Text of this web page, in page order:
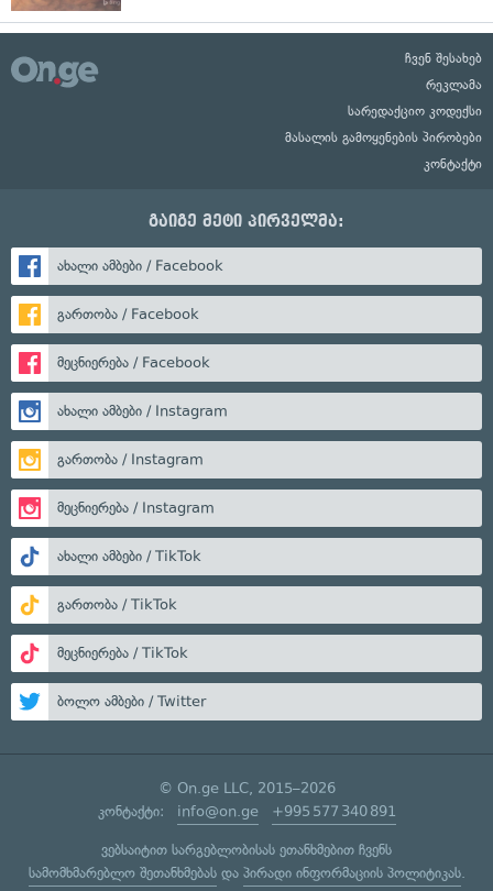
ჩვენ შესახებ
რეკლამა
სარედაქციო კოდექსი
მასალის გამოყენების პირობები
კონტაქტი
გაიგე მეტი პირველმა:
ახალი ამბები / Facebook
გართობა / Facebook
მეცნიერება / Facebook
ახალი ამბები / Instagram
გართობა / Instagram
მეცნიერება / Instagram
ახალი ამბები / TikTok
გართობა / TikTok
მეცნიერება / TikTok
ბოლო ამბები / Twitter
© On.ge LLC, 2015–2026
კონტაქტი: info@on.ge +995 577 340 891
ვებსაიტით სარგებლობისას ეთანხმებით ჩვენს
სამომხმარებლო შეთანხმებასდა პირადი ინფორმაციის პოლიტიკას.